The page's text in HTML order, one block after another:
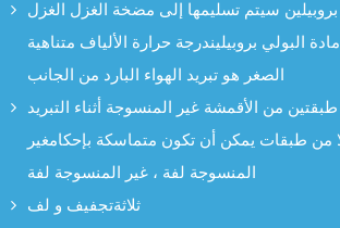
بروبيلين سيتم تسليمها إلى مضخة الغزل الغزل
البولي بروبيليندرجة حرارة الألياف متناهية
الصغر هو تبريد الهواء البارد من الجانب
من الأقمشة غير المنسوجة أثناء التبريد
من طبقات يمكن أن تكون متماسكة بإحكامغير
المنسوجة لفة ، غير المنسوجة لفة
ثلاثةتجفيف و لف